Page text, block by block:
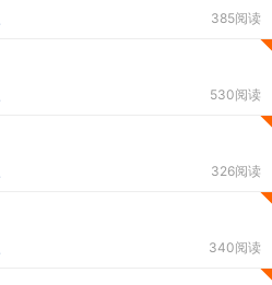
385阅读
530阅读
326阅读
340阅读